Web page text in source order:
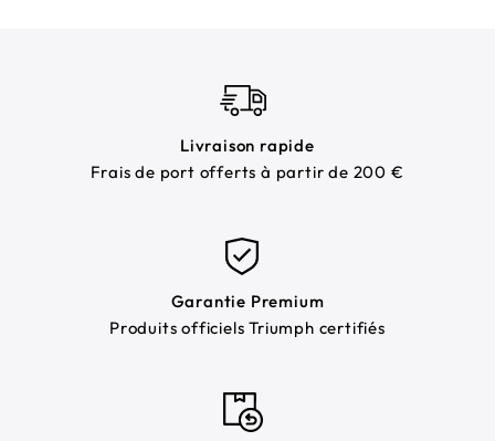
Livraison rapide
Frais de port offerts à partir de 200 €
Garantie Premium
Produits officiels Triumph certifiés